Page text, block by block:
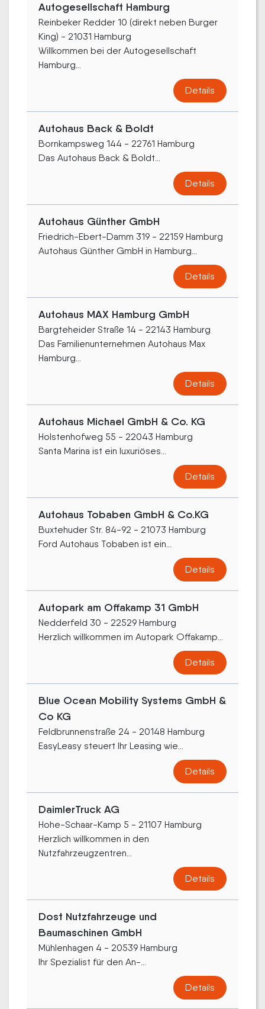
Autogesellschaft Hamburg
Reinbeker Redder 10 (direkt neben Burger
King) - 21031 Hamburg
Willkommen bei der Autogesellschaft
Hamburg...
Details
Autohaus Back & Boldt
Bornkampsweg 144 - 22761 Hamburg
Das Autohaus Back & Boldt...
Details
Autohaus Günther GmbH
Friedrich-Ebert-Damm 319 - 22159 Hamburg
Autohaus Günther GmbH in Hamburg...
Details
Autohaus MAX Hamburg GmbH
Bargteheider Straße 14 - 22143 Hamburg
Das Familienunternehmen Autohaus Max
Hamburg...
Details
Autohaus Michael GmbH & Co. KG
Holstenhofweg 55 - 22043 Hamburg
Santa Marina ist ein luxuriöses...
Details
Autohaus Tobaben GmbH & Co.KG
Buxtehuder Str. 84-92 - 21073 Hamburg
Ford Autohaus Tobaben ist ein...
Details
Autopark am Offakamp 31 GmbH
Nedderfeld 30 - 22529 Hamburg
Herzlich willkommen im Autopark Offakamp...
Details
Blue Ocean Mobility Systems GmbH &
Co KG
Feldbrunnenstraße 24 - 20148 Hamburg
EasyLeasy steuert Ihr Leasing wie...
Details
DaimlerTruck AG
Hohe-Schaar-Kamp 5 - 21107 Hamburg
Herzlich willkommen in den
Nutzfahrzeugzentren...
Details
Dost Nutzfahrzeuge und
Baumaschinen GmbH
Mühlenhagen 4 - 20539 Hamburg
Ihr Spezialist für den An-...
Details